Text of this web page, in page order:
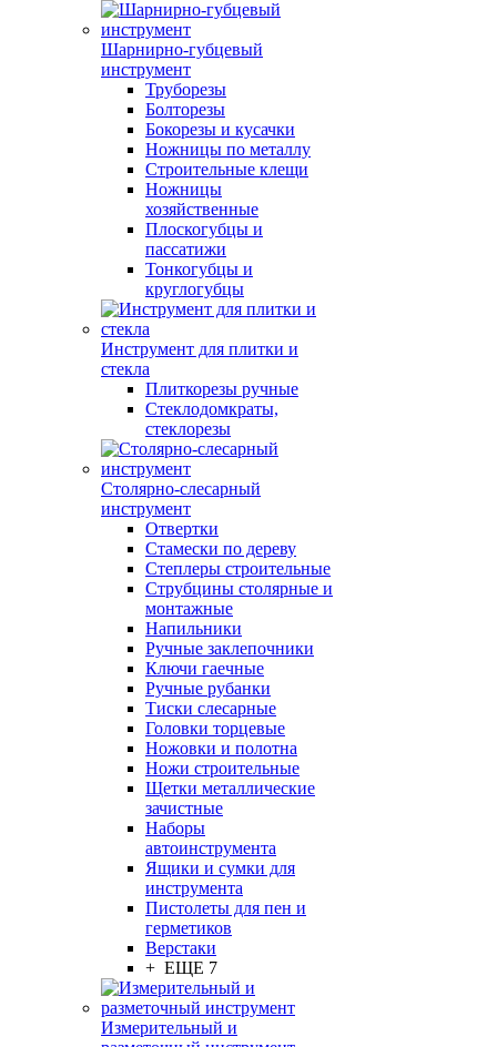
Шарнирно-губцевый
инструмент
Труборезы
Болторезы
Бокорезы и кусачки
Ножницы по металлу
Строительные клещи
Ножницы
хозяйственные
Плоскогубцы и
пассатижи
Тонкогубцы и
круглогубцы
Инструмент для плитки и
стекла
Плиткорезы ручные
Стеклодомкраты,
стеклорезы
Столярно-слесарный
инструмент
Отвертки
Стамески по дереву
Степлеры строительные
Струбцины столярные и
монтажные
Напильники
Ручные заклепочники
Ключи гаечные
Ручные рубанки
Тиски слесарные
Головки торцевые
Ножовки и полотна
Ножи строительные
Щетки металлические
зачистные
Наборы
автоинструмента
Ящики и сумки для
инструмента
Пистолеты для пен и
герметиков
Верстаки
+ ЕЩЕ 7
Измерительный и